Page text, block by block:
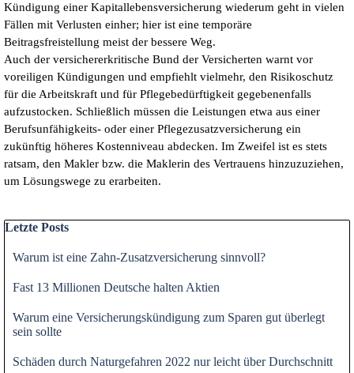
Kündigung einer Kapitallebensversicherung wiederum geht in vielen
Fällen mit Verlusten einher; hier ist eine temporäre
Beitragsfreistellung meist der bessere Weg.
Auch der versichererkritische Bund der Versicherten warnt vor
voreiligen Kündigungen und empfiehlt vielmehr, den Risikoschutz
für die Arbeitskraft und für Pflegebedürftigkeit gegebenenfalls
aufzustocken. Schließlich müssen die Leistungen etwa aus einer
Berufsunfähigkeits- oder einer Pflegezusatzversicherung ein
zukünftig höheres Kostenniveau abdecken. Im Zweifel ist es stets
ratsam, den Makler bzw. die Maklerin des Vertrauens hinzuzuziehen,
um Lösungswege zu erarbeiten.
Block überspringen Letzte Posts
Letzte Posts
Warum ist eine Zahn-Zusatzversicherung sinnvoll?
Fast 13 Millionen Deutsche halten Aktien
Warum eine Versicherungskündigung zum Sparen gut überlegt
sein sollte
Schäden durch Naturgefahren 2022 nur leicht über Durchschnitt